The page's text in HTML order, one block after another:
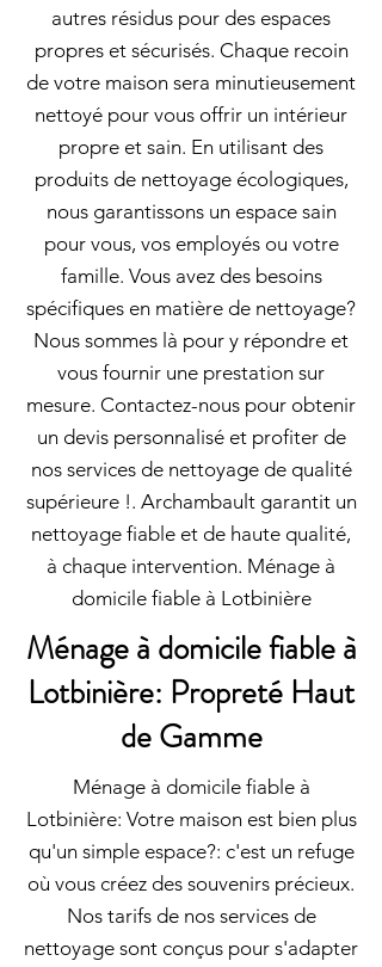
autres résidus pour des espaces
propres et sécurisés. Chaque recoin
de votre maison sera minutieusement
nettoyé pour vous offrir un intérieur
propre et sain. En utilisant des
produits de nettoyage écologiques,
nous garantissons un espace sain
pour vous, vos employés ou votre
famille. Vous avez des besoins
spécifiques en matière de nettoyage?
Nous sommes là pour y répondre et
vous fournir une prestation sur
mesure. Contactez-nous pour obtenir
un devis personnalisé et profiter de
nos services de nettoyage de qualité
supérieure !. Archambault garantit un
nettoyage fiable et de haute qualité,
à chaque intervention. Ménage à
domicile fiable à Lotbinière
Ménage à domicile fiable à
Lotbinière: Propreté Haut
de Gamme
Ménage à domicile fiable à
Lotbinière: Votre maison est bien plus
qu'un simple espace?: c'est un refuge
où vous créez des souvenirs précieux.
Nos tarifs de nos services de
nettoyage sont conçus pour s'adapter